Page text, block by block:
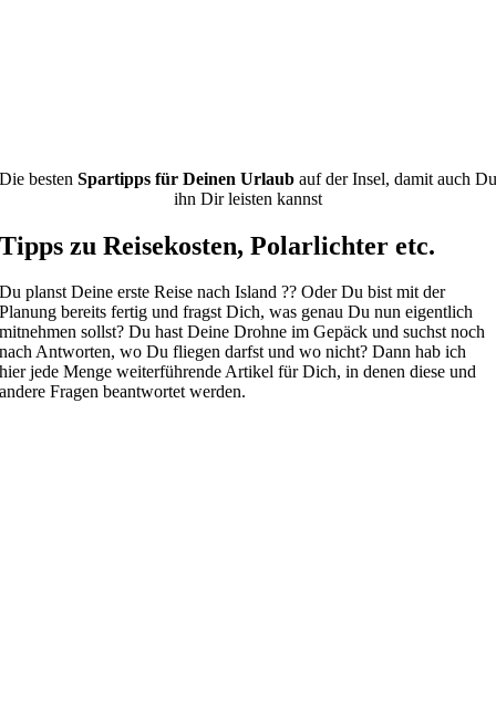
Die besten Spartipps für Deinen Urlaub auf der Insel, damit auch Du
ihn Dir leisten kannst
Tipps zu Reisekosten, Polarlichter etc.
Du planst Deine erste Reise nach Island ?? Oder Du bist mit der
Planung bereits fertig und fragst Dich, was genau Du nun eigentlich
mitnehmen sollst? Du hast Deine Drohne im Gepäck und suchst noch
nach Antworten, wo Du fliegen darfst und wo nicht? Dann hab ich
hier jede Menge weiterführende Artikel für Dich, in denen diese und
andere Fragen beantwortet werden.